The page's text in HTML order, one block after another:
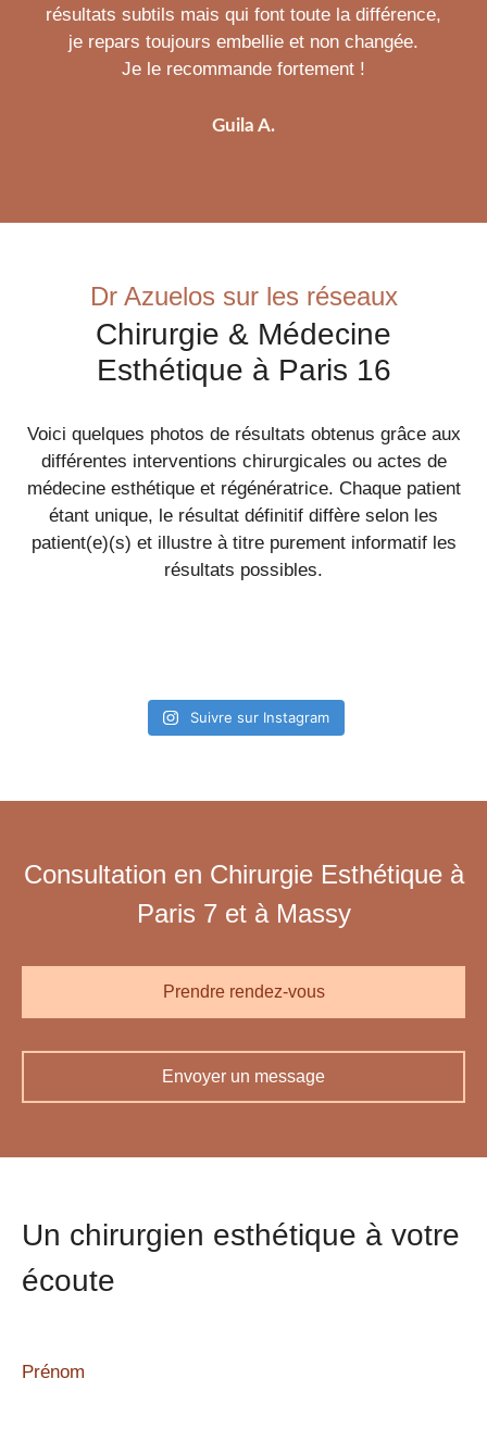
résultats subtils mais qui font toute la différence,
je repars toujours embellie et non changée.
Je le recommande fortement !
Guila A.
Dr Azuelos sur les réseaux
Chirurgie & Médecine
Esthétique à Paris 16
Voici quelques photos de résultats obtenus grâce aux
différentes interventions chirurgicales ou actes de
médecine esthétique et régénératrice. Chaque patient
étant unique, le résultat définitif diffère selon les
patient(e)(s) et illustre à titre purement informatif les
résultats possibles.
Suivre sur Instagram
Consultation en Chirurgie Esthétique à
Paris 7 et à Massy
Prendre rendez-vous
Envoyer un message
Un chirurgien esthétique à votre
écoute
Prénom